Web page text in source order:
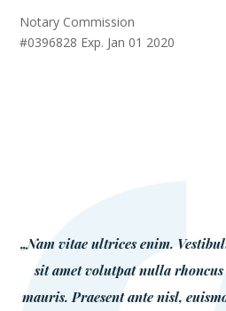
Notary Commission
#0396828 Exp. Jan 01 2020
„Nam vitae ultrices enim.
sit amet volutpat nulla
mauris. Praesent ante nisl,